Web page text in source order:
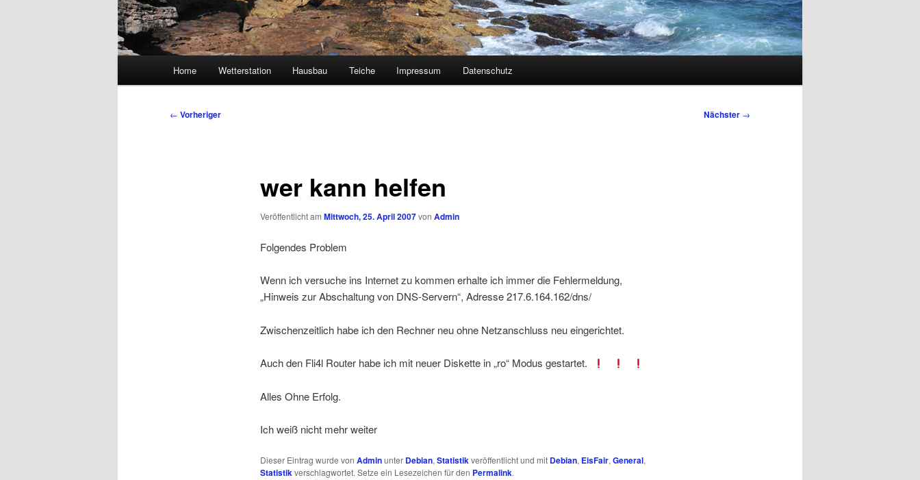
Home Wetterstation Hausbau Teiche Impressum Datenschutz
Beitragsnavigation
← Vorheriger Nächster →
wer kann helfen
Veröffentlicht am Mittwoch, 25. April 2007von Admin
Folgendes Problem
Wenn ich versuche ins Internet zu kommen erhalte ich immer die Fehlermeldung,
„Hinweis zur Abschaltung von DNS-Servern“, Adresse 217.6.164.162/dns/
Zwischenzeitlich habe ich den Rechner neu ohne Netzanschluss neu eingerichtet.
Auch den Fli4l Router habe ich mit neuer Diskette in „ro“ Modus gestartet.
Alles Ohne Erfolg.
Ich weiß nicht mehr weiter
Dieser Eintrag wurde von Adminunter Debian, Statistikveröffentlicht und mit Debian, EisFair, General,
Statistikverschlagwortet. Setze ein Lesezeichen für den Permalink.